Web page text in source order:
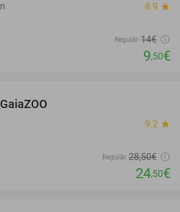
8.9 star
Regulär 14€
9,50€
9.2 star
Regulär 28,50€
24,50€